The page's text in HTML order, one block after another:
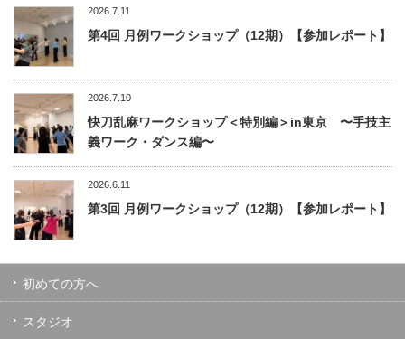
2026.7.11
第4回 月例ワークショップ（12期）【参加レポート】
2026.7.10
快刀乱麻ワークショップ＜特別編＞in東京 〜手技主
義ワーク・ダンス編〜
2026.6.11
第3回 月例ワークショップ（12期）【参加レポート】
初めての方へ
スタジオ